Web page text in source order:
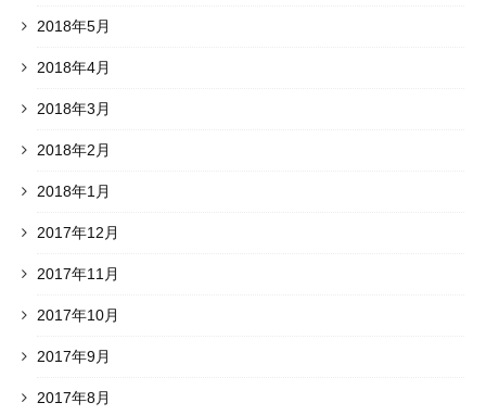
2018年5月
2018年4月
2018年3月
2018年2月
2018年1月
2017年12月
2017年11月
2017年10月
2017年9月
2017年8月